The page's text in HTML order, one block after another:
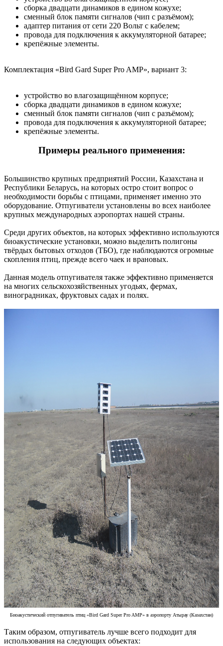
сборка двадцати динамиков в едином кожухе;
сменный блок памяти сигналов (чип с разъёмом);
адаптер питания от сети 220 Вольт с кабелем;
провода для подключения к аккумуляторной батарее;
крепёжные элементы.
Комплектация «Bird Gard Super Pro AMP», вариант 3:
устройство во влагозащищённом корпусе;
сборка двадцати динамиков в едином кожухе;
сменный блок памяти сигналов (чип с разъёмом);
провода для подключения к аккумуляторной батарее;
крепёжные элементы.
Примеры реального применения:
Большинство крупных предприятий России, Казахстана и
Республики Беларусь, на которых остро стоит вопрос о
необходимости борьбы с птицами, применяет именно это
оборудование. Отпугиватели установлены во всех наиболее
крупных международных аэропортах нашей страны.
Среди других объектов, на которых эффективно используются
биоакустические установки, можно выделить полигоны
твёрдых бытовых отходов (ТБО), где наблюдаются огромные
скопления птиц, прежде всего чаек и врановых.
Данная модель отпугивателя также эффективно применяется
на многих сельскохозяйственных угодьях, фермах,
виноградниках, фруктовых садах и полях.
Биоакустический отпугиватель птиц «Bird Gard Super Pro AMP» в аэропорту Атырау (Казахстан)
Таким образом, отпугиватель лучше всего подходит для
использования на следующих объектах: